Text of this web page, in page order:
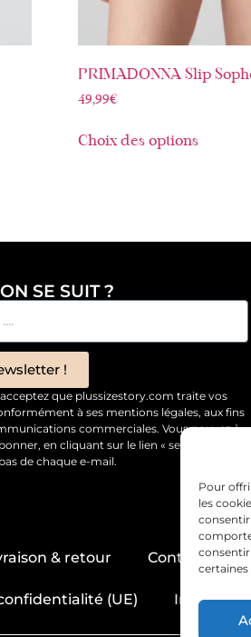
Pour
les
PRIMADONNA Slip
49,99€
Choix des options
ON SE SUIT ?
!
que plussizestory.com traite vos
à ses mentions légales, aux fins
commerciales. Vous pouvez à
en cliquant sur le lien « se
de chaque e-mail.
& retour Contact &
(UE) Imprint